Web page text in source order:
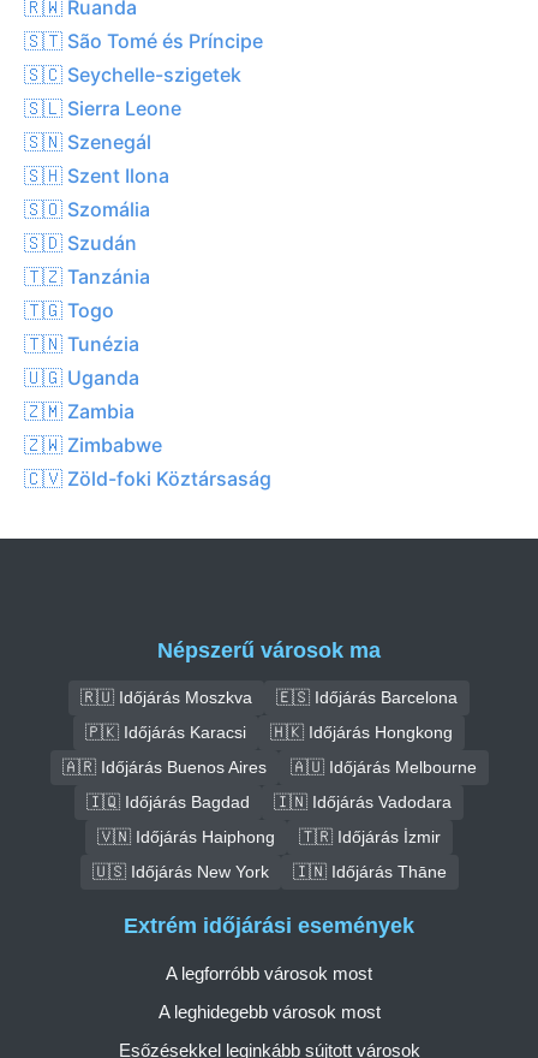
🇷🇼 Ruanda
🇸🇹 São Tomé és Príncipe
🇸🇨 Seychelle-szigetek
🇸🇱 Sierra Leone
🇸🇳 Szenegál
🇸🇭 Szent Ilona
🇸🇴 Szomália
🇸🇩 Szudán
🇹🇿 Tanzánia
🇹🇬 Togo
🇹🇳 Tunézia
🇺🇬 Uganda
🇿🇲 Zambia
🇿🇼 Zimbabwe
🇨🇻 Zöld-foki Köztársaság
Népszerű városok ma
🇷🇺 Időjárás Moszkva
🇪🇸 Időjárás Barcelona
🇵🇰 Időjárás Karacsi
🇭🇰 Időjárás Hongkong
🇦🇷 Időjárás Buenos Aires
🇦🇺 Időjárás Melbourne
🇮🇶 Időjárás Bagdad
🇮🇳 Időjárás Vadodara
🇻🇳 Időjárás Haiphong
🇹🇷 Időjárás İzmir
🇺🇸 Időjárás New York
🇮🇳 Időjárás Thāne
Extrém időjárási események
A legforróbb városok most
A leghidegebb városok most
Esőzésekkel leginkább sújtott városok